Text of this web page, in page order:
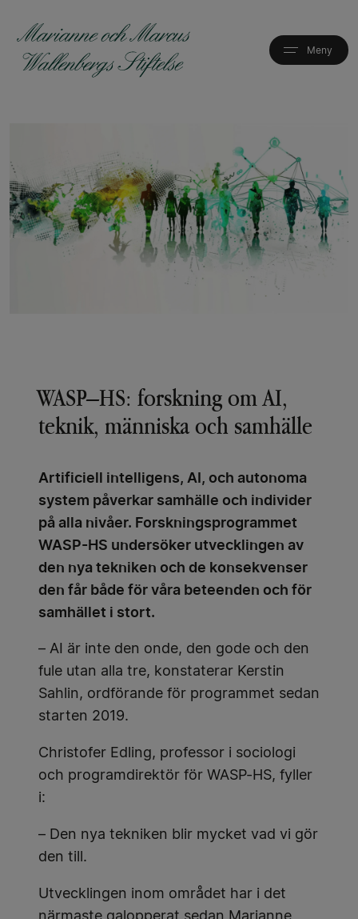
huvudinnehåll
WASP–HS: forskning om AI,
teknik, människa och samhälle
Artificiell intelligens, AI, och autonoma
system påverkar samhälle och individer
på alla nivåer. Forskningsprogrammet
WASP-HS undersöker utvecklingen av
den nya tekniken och de konsekvenser
den får både för våra beteenden och för
samhället i stort.
– AI är inte den onde, den gode och den
fule utan alla tre, konstaterar Kerstin
Sahlin, ordförande för programmet sedan
starten 2019.
Christofer Edling, professor i sociologi
och programdirektör för WASP-HS, fyller
i:
– Den nya tekniken blir mycket vad vi gör
den till.
Utvecklingen inom området har i det